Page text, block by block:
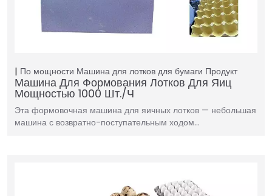
По мощности Машина для лотков для бумаги Продукт
Машина Для Формования Лотков Для Яиц
Мощностью 1000 Шт./ч
Эта формовочная машина для яичных лотков — небольшая
машина с возвратно-поступательным ходом…